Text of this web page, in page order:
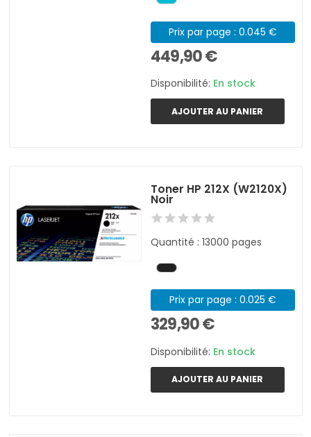
Prix par page : 0.045 €
449,90 €
Disponibilité: En stock
AJOUTER AU PANIER
Toner HP 212X (W2120X)
Noir
Quantité : 13000 pages
Prix par page : 0.025 €
329,90 €
Disponibilité: En stock
AJOUTER AU PANIER